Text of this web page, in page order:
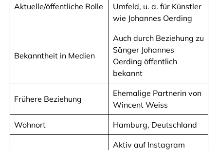
Aktuelle/öffentliche Rolle
Umfeld, u. a. für Künstler
wie Johannes Oerding
Bekanntheit in Medien
Auch durch Beziehung zu
Sänger Johannes
Oerding öffentlich
bekannt
Frühere Beziehung
Ehemalige Partnerin von
Wincent Weiss
Wohnort Hamburg, Deutschland
Aktiv auf Instagram